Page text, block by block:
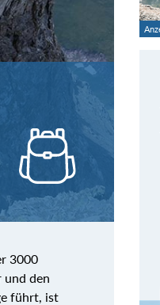
3000
und den
führt, ist